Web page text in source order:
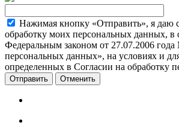
Нажимая кнопку «Отправить», я даю
обработку моих персональных данных, в
Федеральным законом от 27.07.2006
персональных данных», на условиях и
определенных в Согласии на обработку
Отменить